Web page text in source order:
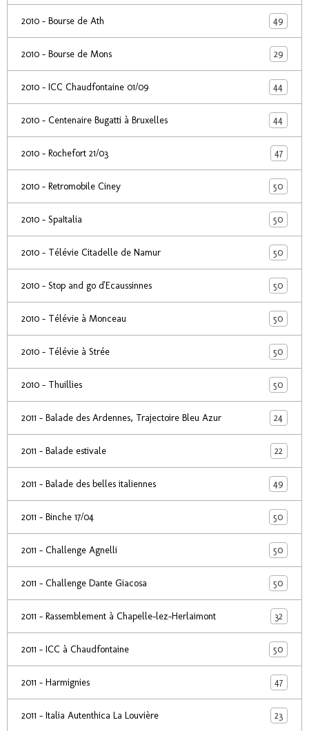
2010 - Bourse de Ath 49
2010 - Bourse de Mons 29
2010 - ICC Chaudfontaine 01/09 44
2010 - Centenaire Bugatti à Bruxelles 44
2010 - Rochefort 21/03 47
2010 - Retromobile Ciney 50
2010 - SpaItalia 50
2010 - Télévie Citadelle de Namur 50
2010 - Stop and go d'Ecaussinnes 50
2010 - Télévie à Monceau 50
2010 - Télévie à Strée 50
2010 - Thuillies 50
2011 - Balade des Ardennes, Trajectoire Bleu Azur 24
2011 - Balade estivale 22
2011 - Balade des belles italiennes 49
2011 - Binche 17/04 50
2011 - Challenge Agnelli 50
2011 - Challenge Dante Giacosa 50
2011 - Rassemblement à Chapelle-lez-Herlaimont 32
2011 - ICC à Chaudfontaine 50
2011 - Harmignies 47
2011 - Italia Autenthica La Louvière 23